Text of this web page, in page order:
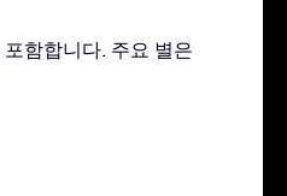
함합니다. 주요 별은